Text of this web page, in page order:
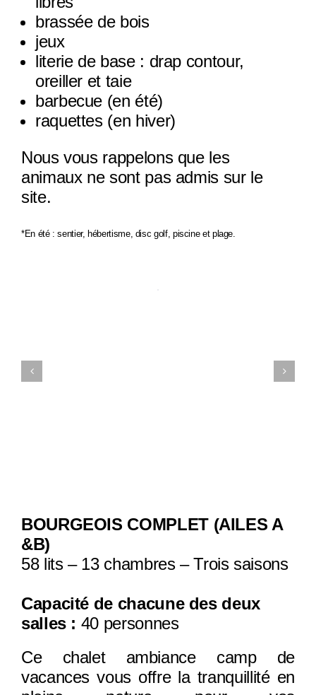
brassée de bois
jeux
literie de base : drap contour,
oreiller et taie
barbecue (en été)
raquettes (en hiver)
Nous vous rappelons que les
animaux ne sont pas admis sur le
site.
*En été : sentier, hébertisme, disc golf, piscine et plage.
BOURGEOIS COMPLET (AILES A
&B)
58 lits – 13 chambres – Trois saisons
Capacité de chacune des deux
salles : 40 personnes
Ce chalet ambiance camp de
vacances vous offre la tranquillité en